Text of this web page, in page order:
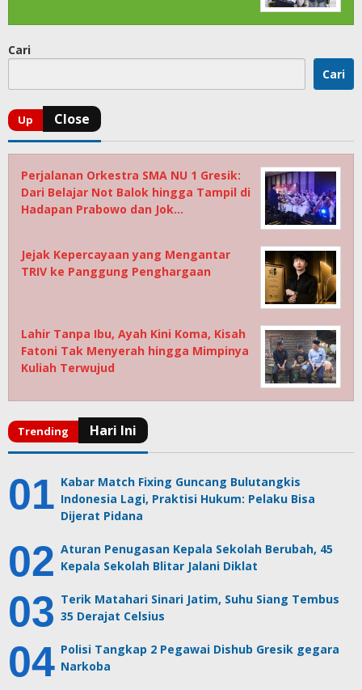
Cari
Cari
Perjalanan Orkestra SMA NU 1 Gresik:
Dari Belajar Not Balok hingga Tampil di
Hadapan Prabowo dan Jok…
Jejak Kepercayaan yang Mengantar
TRIV ke Panggung Penghargaan
Lahir Tanpa Ibu, Ayah Kini Koma, Kisah
Fatoni Tak Menyerah hingga Mimpinya
Kuliah Terwujud
Kabar Match Fixing Guncang Bulutangkis
Indonesia Lagi, Praktisi Hukum: Pelaku Bisa
Dijerat Pidana
Aturan Penugasan Kepala Sekolah Berubah, 45
Kepala Sekolah Blitar Jalani Diklat
Terik Matahari Sinari Jatim, Suhu Siang Tembus
35 Derajat Celsius
Polisi Tangkap 2 Pegawai Dishub Gresik gegara
Narkoba